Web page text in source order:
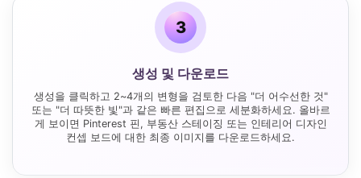
3
생성 및 다운로드
생성을 클릭하고 2~4개의 변형을 검토한 다음 "더 어수선한 것"
또는 "더 따뜻한 빛"과 같은 빠른 편집으로 세분화하세요. 올바르
게 보이면 Pinterest 핀, 부동산 스테이징 또는 인테리어 디자인
컨셉 보드에 대한 최종 이미지를 다운로드하세요.